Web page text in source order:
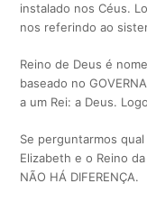
instalado nos Céus.
nos referindo ao
Reino de Deus é
baseado no
a um Rei: a Deus.
Se perguntarmos
Elizabeth e o Reino
NÃO HÁ DIFERENÇA.